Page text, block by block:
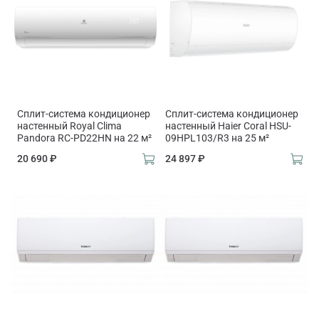
Сплит-система кондиционер
настенный Royal Clima
Pandora RC-PD22HN на 22 м²
20 690 ₽
Сплит-система кондиционер
настенный Haier Coral HSU-
09HPL103/R3 на 25 м²
24 897 ₽